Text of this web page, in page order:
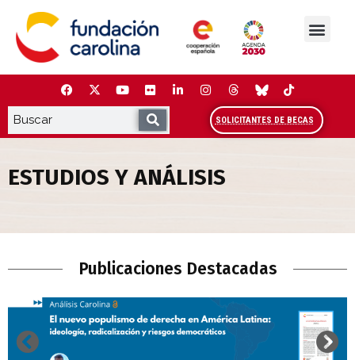
contenido
SOLICITANTES DE BECAS
ESTUDIOS Y ANÁLISIS
Publicaciones Destacadas